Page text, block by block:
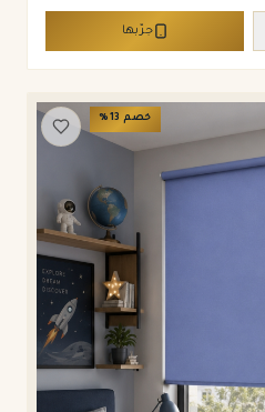
جرّبها
خصم 13
%